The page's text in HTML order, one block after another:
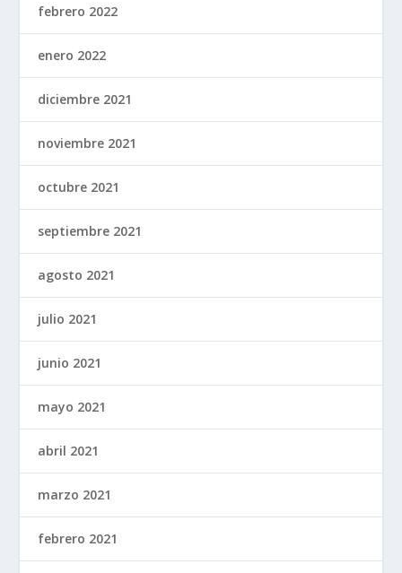
febrero 2022
enero 2022
diciembre 2021
noviembre 2021
octubre 2021
septiembre 2021
agosto 2021
julio 2021
junio 2021
mayo 2021
abril 2021
marzo 2021
febrero 2021